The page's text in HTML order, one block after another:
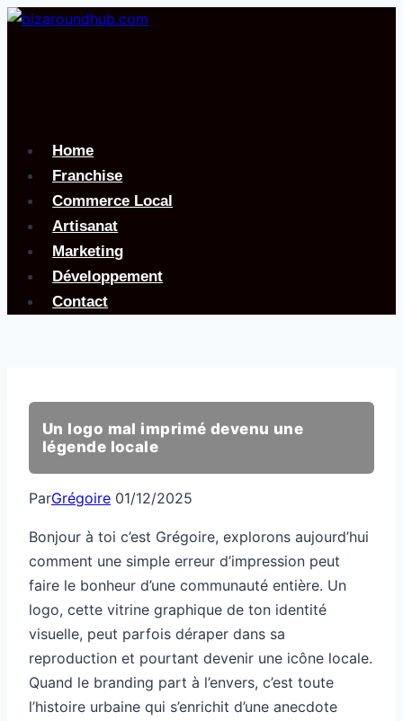
Aller
Home
Franchise
Commerce Local
Artisanat
Marketing
Développement
Contact
Un logo mal imprimé devenu une
légende locale
ParGrégoire 01/12/2025
Bonjour à toi c’est Grégoire, explorons aujourd’hui
comment une simple erreur d’impression peut
faire le bonheur d’une communauté entière. Un
logo, cette vitrine graphique de ton identité
visuelle, peut parfois déraper dans sa
reproduction et pourtant devenir une icône locale.
Quand le branding part à l’envers, c’est toute
l’histoire urbaine qui s’enrichit d’une anecdote